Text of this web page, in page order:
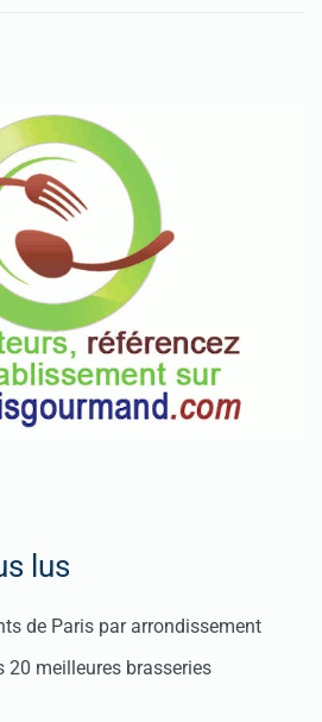
lus
de Paris par arrondissement
20 meilleures brasseries